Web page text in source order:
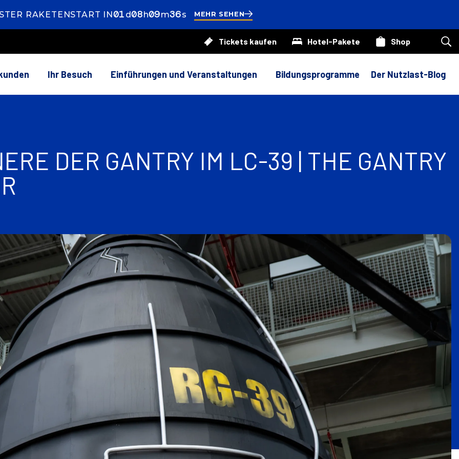
RAKETENSTART IN01 day
08hours
09minutes
35seconds
55
MEHR SEHEN
Tickets kaufen Hotel-Pakete Shop
auf
Ihr Besuch Einführungen und Veranstaltungen Bildungsprogramme Der Nutzlast-Blog
DER GANTRY IM LC-39 | THE GANTRY